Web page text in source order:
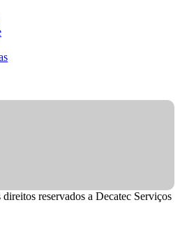
reservados a Decatec Serviços